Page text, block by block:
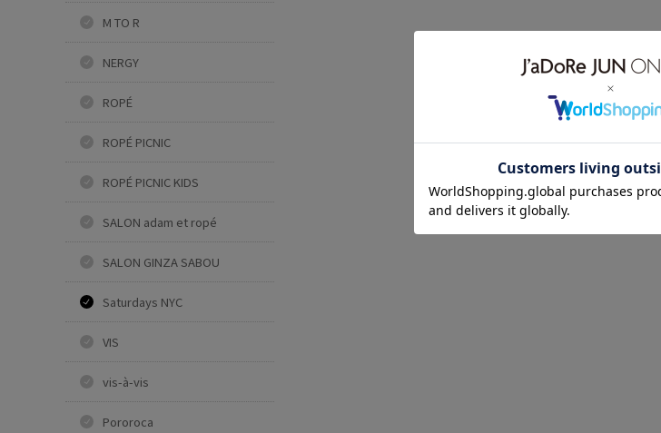
M TO R
NERGY
ROPÉ
ROPÉ PICNIC
ROPÉ PICNIC KIDS
SALON adam et ropé
SALON GINZA SABOU
Saturdays NYC
VIS
vis-à-vis
Pororoca